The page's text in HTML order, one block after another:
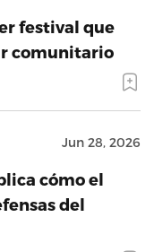
festival que
comunitario
Jun 28, 2026
cómo el
del